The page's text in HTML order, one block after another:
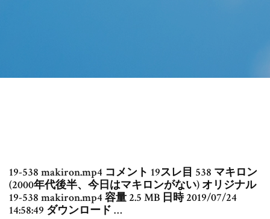
19-538 makiron.mp4 コメント 19スレ目 538 マキロン
(2000年代後半、今日はマキロンがない) オリジナル
19-538 makiron.mp4 容量 2.5 MB 日時 2019/07/24
14:58:49 ダウンロード …